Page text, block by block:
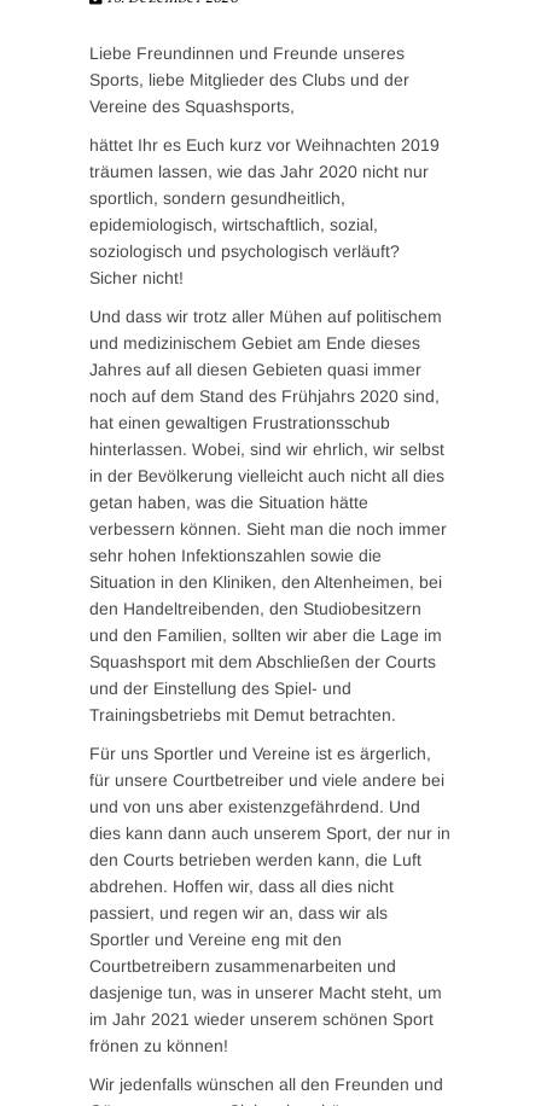
Liebe Freundinnen und Freunde unseres
Sports, liebe Mitglieder des Clubs und der
Vereine des Squashsports,
hättet Ihr es Euch kurz vor Weihnachten 2019
träumen lassen, wie das Jahr 2020 nicht nur
sportlich, sondern gesundheitlich,
epidemiologisch, wirtschaftlich, sozial,
soziologisch und psychologisch verläuft?
Sicher nicht!
Und dass wir trotz aller Mühen auf politischem
und medizinischem Gebiet am Ende dieses
Jahres auf all diesen Gebieten quasi immer
noch auf dem Stand des Frühjahrs 2020 sind,
hat einen gewaltigen Frustrationsschub
hinterlassen. Wobei, sind wir ehrlich, wir selbst
in der Bevölkerung vielleicht auch nicht all dies
getan haben, was die Situation hätte
verbessern können. Sieht man die noch immer
sehr hohen Infektionszahlen sowie die
Situation in den Kliniken, den Altenheimen, bei
den Handeltreibenden, den Studiobesitzern
und den Familien, sollten wir aber die Lage im
Squashsport mit dem Abschließen der Courts
und der Einstellung des Spiel- und
Trainingsbetriebs mit Demut betrachten.
Für uns Sportler und Vereine ist es ärgerlich,
für unsere Courtbetreiber und viele andere bei
und von uns aber existenzgefährdend. Und
dies kann dann auch unserem Sport, der nur in
den Courts betrieben werden kann, die Luft
abdrehen. Hoffen wir, dass all dies nicht
passiert, und regen wir an, dass wir als
Sportler und Vereine eng mit den
Courtbetreibern zusammenarbeiten und
dasjenige tun, was in unserer Macht steht, um
im Jahr 2021 wieder unserem schönen Sport
frönen zu können!
Wir jedenfalls wünschen all den Freunden und